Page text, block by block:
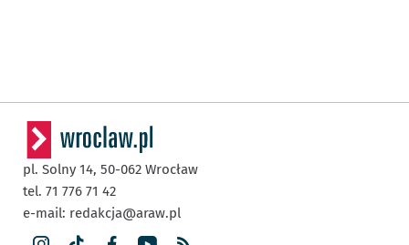
pl. Solny 14, 50-062 Wrocław
tel. 71 776 71 42
e-mail: redakcja@araw.pl